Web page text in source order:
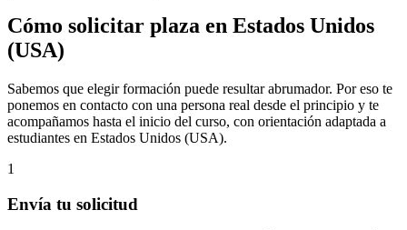
Cómo solicitar plaza en Estados Unidos
(USA)
Sabemos que elegir formación puede resultar abrumador. Por eso te
ponemos en contacto con una persona real desde el principio y te
acompañamos hasta el inicio del curso, con orientación adaptada a
estudiantes en Estados Unidos (USA).
1
Envía tu solicitud